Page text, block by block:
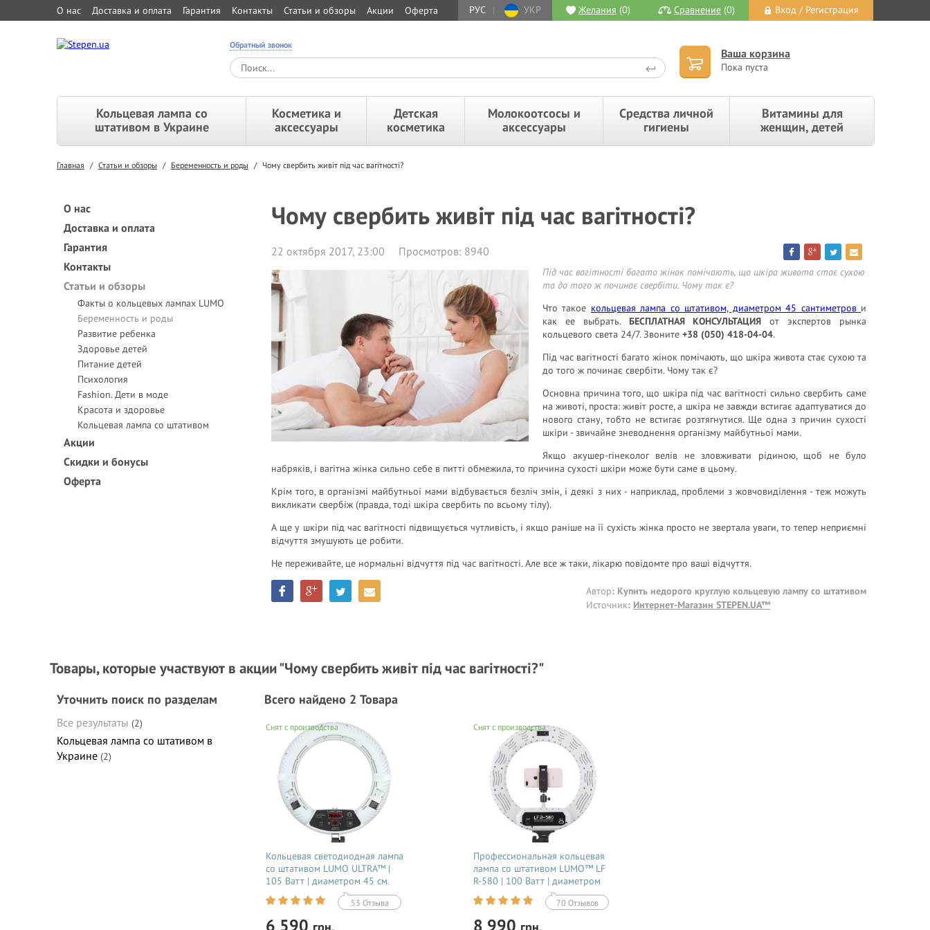
О нас Доставка и оплата Гарантия Контакты Статьи и обзоры Акции Оферта РУС | УКР Желания (0) Сравнение (0) Вход / Регистрация
Обратный звонок
Ваша корзина
Пока пуста
Кольцевая лампа со
штативом в Украине
Косметика и
аксессуары
Детская
косметика
Молокоотсосы и
аксессуары
Средства личной
гигиены
Витамины для
женщин, детей
Главная / Статьи и обзоры / Беременность и роды / Чому свербить живіт під час вагітності?
О нас
Доставка и оплата
Гарантия
Контакты
Статьи и обзоры
Факты о кольцевых лампах LUMO
Беременность и роды
Развитие ребенка
Здоровье детей
Питание детей
Психология
Fashion. Дети в моде
Красота и здоровье
Кольцевая лампа со штативом
Акции
Скидки и бонусы
Оферта
Чому свербить живіт під час вагітності?
22 октября 2017, 23:00 Просмотров: 8940
Під час вагітності багато жінок помічають, що шкіра живота стає сухою
та до того ж починає свербіти. Чому так є?
Что такое кольцевая лампа со штативом, диаметром 45 сантиметров и
как ее выбрать. БЕСПЛАТНАЯ КОНСУЛЬТАЦИЯ от экспертов рынка
кольцевого света 24/7. Звоните +38 (050) 418-04-04.
Під час вагітності багато жінок помічають, що шкіра живота стає сухою та
до того ж починає свербіти. Чому так є?
Основна причина того, що шкіра під час вагітності сильно свербить саме
на животі, проста: живіт росте, а шкіра не завжди встигає адаптуватися до
нового стану, тобто не встигає розтягнутися. Ще одна з причин сухості
шкіри - звичайне зневоднення організму майбутньої мами.
Якщо акушер-гінеколог велів не зловживати рідиною, щоб не було
набряків, і вагітна жінка сильно себе в питті обмежила, то причина сухості шкіри може бути саме в цьому.
Крім того, в організмі майбутньої мами відбувається безліч змін, і деякі з них - наприклад, проблеми з жовчовиділення - теж можуть
викликати свербіж (правда, тоді шкіра свербить по всьому тілу).
А ще у шкіри під час вагітності підвищується чутливість, і якщо раніше на її сухість жінка просто не звертала уваги, то тепер неприємні
відчуття змушують це робити.
Не переживайте, це нормальні відчуття під час вагітності. Але все ж таки, лікарю повідомте про ваші відчуття.
Автор: Купить недорого круглую кольцевую лампу со штативом
Источник: Интернет-Магазин STEPEN.UA™
Товары, которые участвуют в акции "Чому свербить живіт під час вагітності?"
Уточнить поиск по разделам
Все результаты (2)
Кольцевая лампа со штативом в
Украине (2)
Всего найдено 2 Товара
Снят с производства
Кольцевая светодиодная лампа
со штативом LUMO ULTRA™ |
105 Ватт | диаметром 45 см.
для тик тока, визажиста,
косметолога, блогера, фото,
видеосъемки купить недорого
53 Отзыва
6 590 грн.
Снят с производства
Профессиональная кольцевая
лампа со штативом LUMO™ LF
R-580 | 100 Ватт | диаметром
45 см. для тик тока, фото,
видеосъемки, блогеров,
визажиста купить недорого в
70 Отзывов
8 990 грн.